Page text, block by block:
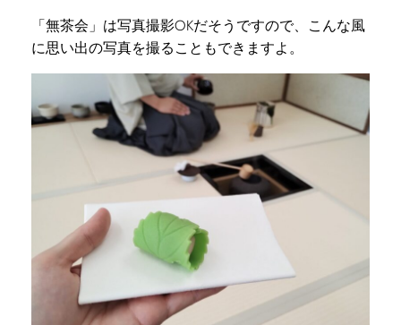
「無茶会」は写真撮影OKだそうですので、こんな風
に思い出の写真を撮ることもできますよ。